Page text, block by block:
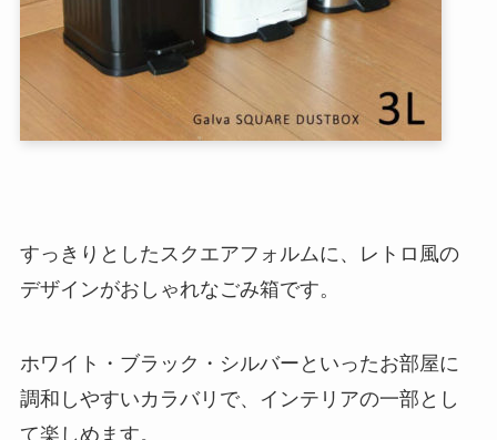
すっきりとしたスクエアフォルムに、レトロ風の
デザインがおしゃれなごみ箱です。
ホワイト・ブラック・シルバーといったお部屋に
調和しやすいカラバリで、インテリアの一部とし
て楽しめます。